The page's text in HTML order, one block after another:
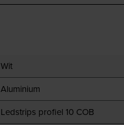
Wit
Aluminium
Ledstrips profiel 10 COB